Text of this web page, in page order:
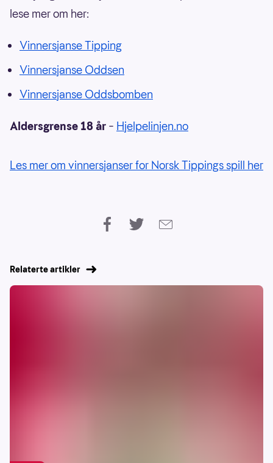
lese mer om her:
Vinnersjanse Tipping
Vinnersjanse Oddsen
Vinnersjanse Oddsbomben
Aldersgrense 18 år – Hjelpelinjen.no
Les mer om vinnersjanser for Norsk Tippings spill her
Relaterte artikler